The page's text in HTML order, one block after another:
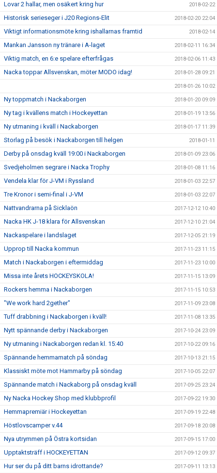
Lovar 2 hallar, men osäkert kring hur 2018-02-22
Historisk serieseger i J20 Regions-Elit 2018-02-20 22:04
Viktigt informationsmöte kring ishallarnas framtid 2018-02-14
Mankan Jansson ny tränare i A-laget 2018-02-11 16:34
Viktig match, en 6:e spelare efterfrågas 2018-02-06 11:43
Nacka toppar Allsvenskan, möter MODO idag! 2018-01-28 09:21
2018-01-26 10:02
Ny toppmatch i Nackaborgen 2018-01-20 09:09
Ny tag i kvällens match i Hockeyettan 2018-01-19 13:56
Ny utmaning i kväll i Nackaborgen 2018-01-17 11:39
Storlag på besök i Nackaborgen till helgen 2018-01-11
Derby på onsdag kväll 19:00 i Nackaborgen 2018-01-09 23:06
Svedjeholmen segrare i Nacka Trophy 2018-01-08 11:16
Vendela klar för J-VM i Ryssland 2018-01-03 22:57
Tre Kronor i semi-final i J-VM 2018-01-03 22:07
Nattvandrarna på Sicklaön 2017-12-12 10:40
Nacka HK J-18 klara för Allsvenskan 2017-12-10 21:04
Nackaspelare i landslaget 2017-12-05 21:19
Upprop till Nacka kommun 2017-11-23 11:15
Match i Nackaborgen i eftermiddag 2017-11-23 10:00
Missa inte årets HOCKEYSKOLA! 2017-11-15 13:09
Rockers hemma i Nackaborgen 2017-11-15 10:53
"We work hard 2gether" 2017-11-09 23:08
Tuff drabbning i Nackaborgen i kväll! 2017-11-08 13:35
Nytt spännande derby i Nackaborgen 2017-10-24 23:09
Ny utmaning i Nackaborgen redan kl. 15:40 2017-10-22 09:16
Spännande hemmamatch på söndag 2017-10-13 21:15
Klassiskt möte mot Hammarby på söndag 2017-10-05 22:07
Spännande match i Nackaborg på onsdag kväll 2017-09-25 23:24
Ny Nacka Hockey Shop med klubbprofil 2017-09-22 19:30
Hemmapremiär i Hockeyettan 2017-09-19 22:48
Höstlovscamper v.44 2017-09-18 20:08
Nya utrymmen på Östra kortsidan 2017-09-15 17:00
Upptaktsträff i HOCKEYETTAN 2017-09-12 09:37
Hur ser du på ditt barns idrottande? 2017-09-11 13:13